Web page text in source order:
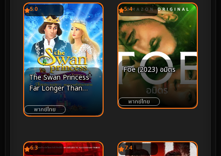
5.0
The Swan Princess
Far Longer Than
Forever (2023) เจ้า
หญิงหงส์ขาว ตอน ตราบ
พากย์ไทย
5.4
Foe (2023) อมิตร
พากย์ไทย
6.3 7.4